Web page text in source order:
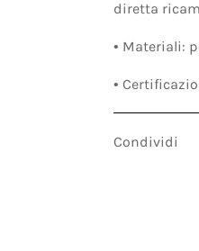
diretta
• Materiali:
•
Condividi